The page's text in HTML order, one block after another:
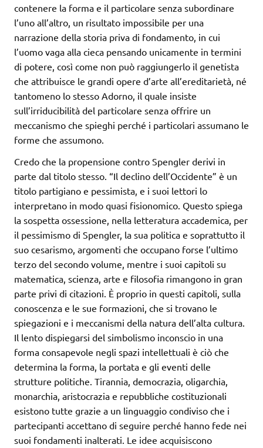
contenere la forma e il particolare senza subordinare
l’uno all’altro, un risultato impossibile per una
narrazione della storia priva di fondamento, in cui
l’uomo vaga alla cieca pensando unicamente in termini
di potere, così come non può raggiungerlo il genetista
che attribuisce le grandi opere d’arte all’ereditarietà, né
tantomeno lo stesso Adorno, il quale insiste
sull’irriducibilità del particolare senza offrire un
meccanismo che spieghi perché i particolari assumano le
forme che assumono.
Credo che la propensione contro Spengler derivi in ​​
parte dal titolo stesso. “Il declino dell’Occidente” è un
titolo partigiano e pessimista, e i suoi lettori lo
interpretano in modo quasi fisionomico. Questo spiega
la sospetta ossessione, nella letteratura accademica, per
il pessimismo di Spengler, la sua politica e soprattutto il
suo cesarismo, argomenti che occupano forse l’ultimo
terzo del secondo volume, mentre i suoi capitoli su
matematica, scienza, arte e filosofia rimangono in gran
parte privi di citazioni. È proprio in questi capitoli, sulla
conoscenza e le sue formazioni, che si trovano le
spiegazioni e i meccanismi della natura dell’alta cultura.
Il lento dispiegarsi del simbolismo inconscio in una
forma consapevole negli spazi intellettuali è ciò che
determina la forma, la portata e gli eventi delle
strutture politiche. Tirannia, democrazia, oligarchia,
monarchia, aristocrazia e repubbliche costituzionali
esistono tutte grazie a un linguaggio condiviso che i
partecipanti accettano di seguire perché hanno fede nei
suoi fondamenti inalterati. Le idee acquisiscono